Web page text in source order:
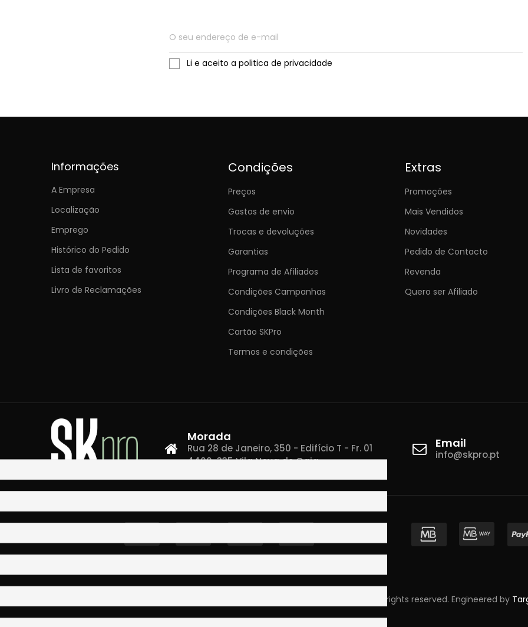
Li e aceito a politica de privacidade
Informações
A Empresa
Localização
Emprego
Histórico do Pedido
Lista de favoritos
Livro de Reclamações
Condições
Preços
Gastos de envio
Trocas e devoluções
Garantias
Programa de Afiliados
Condições Campanhas
Condições Black Month
Cartão SKPro
Termos e condições
Extras
Promoções
Mais Vendidos
Novidades
Pedido de Contacto
Revenda
Quero ser Afiliado
Morada
Rua 28 de Janeiro, 350 - Edifício T - Fr. 01
4400-335 Vila Nova de Gaia
Email
info@skpro.pt
Copyright © 2023 Skpro, Lda. All rights reserved. Engineered by